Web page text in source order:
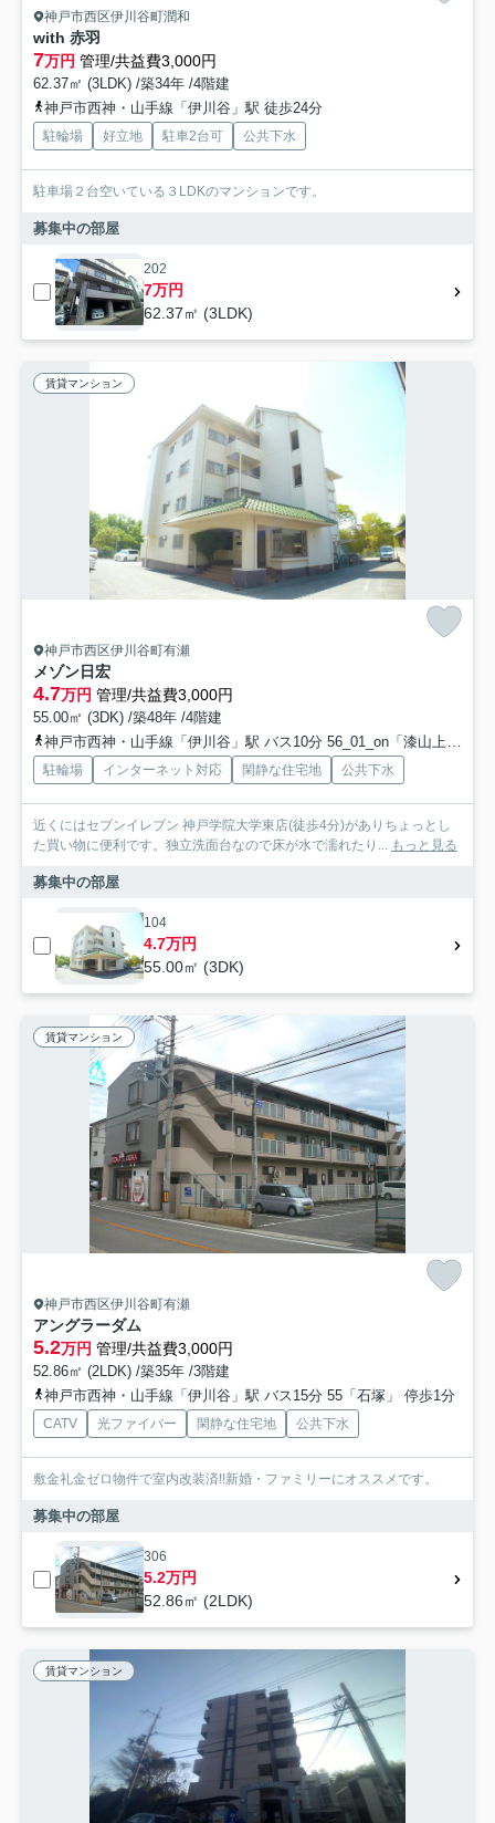
神戸市西区伊川谷町潤和
with 赤羽
7万円 管理/共益費3,000円
62.37㎡ (3LDK) /築34年 /4階建
神戸市西神・山手線「伊川谷」駅 徒歩24分
駐輪場 好立地 駐車2台可 公共下水
駐車場２台空いている３LDKのマンションです。
募集中の部屋
202
7万円
62.37㎡ (3LDK)
賃貸マンション
神戸市西区伊川谷町有瀬
メゾン日宏
4.7万円 管理/共益費3,000円
55.00㎡ (3DK) /築48年 /4階建
神戸市西神・山手線「伊川谷」駅 バス10分 56_01_on「漆山上」 停歩6分
駐輪場 インターネット対応 閑静な住宅地 公共下水
近くにはセブンイレブン 神戸学院大学東店(徒歩4分)がありちょっとし
た買い物に便利です。独立洗面台なので床が水で濡れたり... もっと見る
募集中の部屋
104
4.7万円
55.00㎡ (3DK)
賃貸マンション
神戸市西区伊川谷町有瀬
アングラーダム
5.2万円 管理/共益費3,000円
52.86㎡ (2LDK) /築35年 /3階建
神戸市西神・山手線「伊川谷」駅 バス15分 55「石塚」 停歩1分
CATV 光ファイバー 閑静な住宅地 公共下水
敷金礼金ゼロ物件で室内改装済!!新婚・ファミリーにオススメです。
募集中の部屋
306
5.2万円
52.86㎡ (2LDK)
賃貸マンション